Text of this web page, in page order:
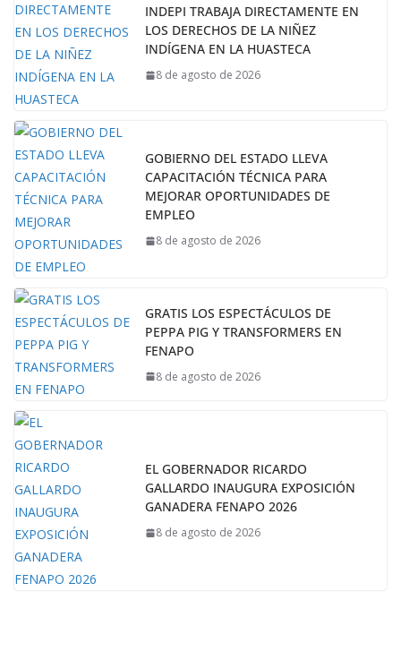
INDEPI TRABAJA DIRECTAMENTE EN
LOS DERECHOS DE LA NIÑEZ
INDÍGENA EN LA HUASTECA
8 de agosto de 2026
GOBIERNO DEL ESTADO LLEVA
CAPACITACIÓN TÉCNICA PARA
MEJORAR OPORTUNIDADES DE
EMPLEO
8 de agosto de 2026
GRATIS LOS ESPECTÁCULOS DE
PEPPA PIG Y TRANSFORMERS EN
FENAPO
8 de agosto de 2026
EL GOBERNADOR RICARDO
GALLARDO INAUGURA EXPOSICIÓN
GANADERA FENAPO 2026
8 de agosto de 2026